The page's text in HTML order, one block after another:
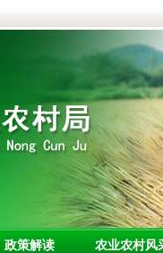
政策解读 农业农村风